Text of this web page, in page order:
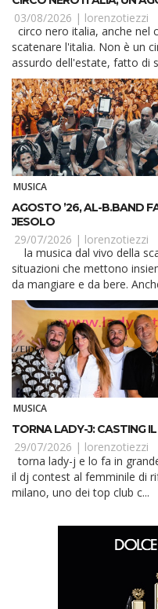
03/08/2026 | lorenzotiezzi
scatenare l'italia. Non è un
assurdo dell'estate, fatto di
MUSICA
AGOSTO ’26, AL-B.BAND
JESOLO
29/07/2026 | lorenzotiezzi
situazioni che mettono
da mangiare e da bere.
MUSICA
TORNA LADY-J: CASTING
29/07/2026 | lorenzotiezzi
torna lady-j e lo fa in grande stile. In questa calda estate 2026,
il dj contest al femminile di
milano, uno dei top club c...